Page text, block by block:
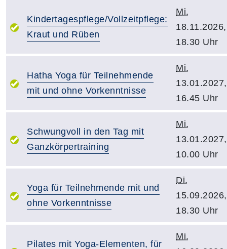
Kindertagespflege/Vollzeitpflege:
Kraut und Rüben
Mi.
18.11.2026,
18.30 Uhr
Hatha Yoga für Teilnehmende
mit und ohne Vorkenntnisse
Mi.
13.01.2027,
16.45 Uhr
Schwungvoll in den Tag mit
Ganzkörpertraining
Mi.
13.01.2027,
10.00 Uhr
Yoga für Teilnehmende mit und
ohne Vorkenntnisse
Di.
15.09.2026,
18.30 Uhr
Pilates mit Yoga-Elementen, für
Mi.